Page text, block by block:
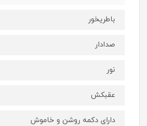
باطریخور
صدادار
نور
عقبکش
دارای دکمه روشن و خاموش